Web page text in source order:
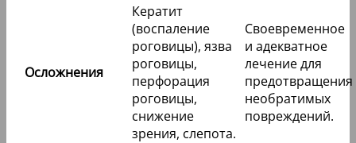
Осложнения
Кератит
(воспаление
роговицы), язва
роговицы,
перфорация
роговицы,
снижение
зрения, слепота.
Своевременное
и адекватное
лечение для
предотвращения
необратимых
повреждений.